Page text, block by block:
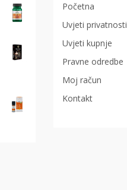
Početna
Uvjeti privatnosti
Uvjeti kupnje
Pravne odredbe
Moj račun
Kontakt